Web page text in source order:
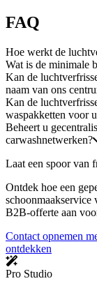
FAQ
Hoe werkt de
Wat is de minimale
Kan de
naam van ons
Kan de
waspakketten voor
Beheert u
carwashnetwerken?
Laat een spoor van
Ontdek hoe een
schoonmaakservice
B2B-offerte aan
Contact opnemen
ontdekken
Pro Studio